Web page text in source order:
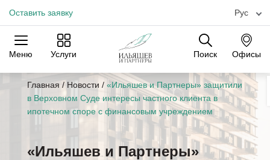
Оставить заявку Рус
Меню Услуги Поиск Офисы
Практики Отрасли
Офисы
Главная / Новости / «Ильяшев и Партнеры» защитили
в Верховном Суде интересы частного клиента в
ипотечном споре с финансовым учреждением
«Ильяшев и Партнеры»